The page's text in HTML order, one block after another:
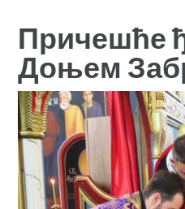
Причешће
Доњем